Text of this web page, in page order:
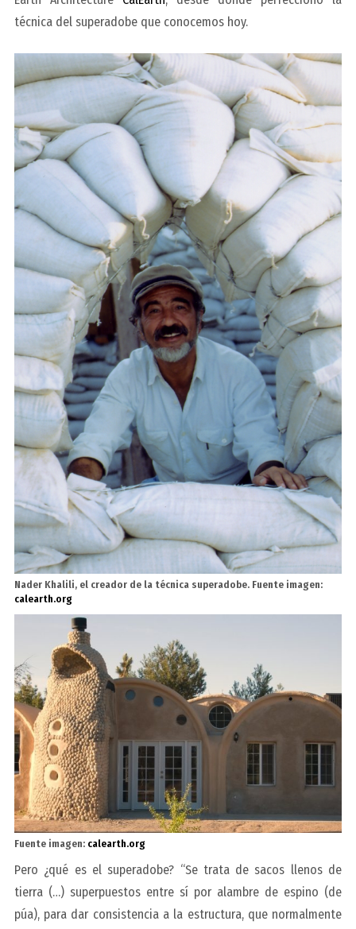
técnica del superadobe que conocemos hoy.
Nader Khalili, el creador de la técnica superadobe. Fuente imagen:
calearth.org
Fuente imagen:calearth.org
Pero ¿qué es el superadobe? “Se trata de sacos llenos de
tierra (…) superpuestos entre sí por alambre de espino (de
púa), para dar consistencia a la estructura, que normalmente